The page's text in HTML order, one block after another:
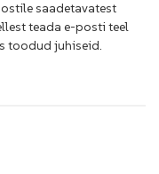
saadetavatest
teada e-posti teel
toodud juhiseid.